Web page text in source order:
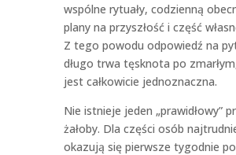
wspólne rytuały, codzienną
plany na przyszłość i część
Z tego powodu odpowiedź na
długo trwa tęsknota po
jest całkowicie jednoznaczna.
Nie istnieje jeden „prawidłowy”
żałoby. Dla części osób
okazują się pierwsze tygodnie po